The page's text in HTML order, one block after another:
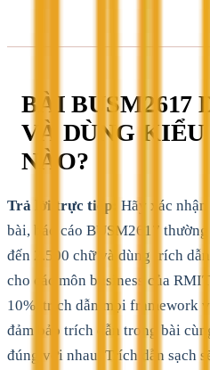
BÀI BUSM2617
VÀ DÙNG
NÀO?
Trả lời trực tiếp: Hãy xác
bài, báo cáo BUSM2617
đến 2.500 chữ và dùng trích
cho các môn business của
10%, trích dẫn mọi framework
đảm bảo trích dẫn trong bài
đúng với nhau. Trích dẫn sạch